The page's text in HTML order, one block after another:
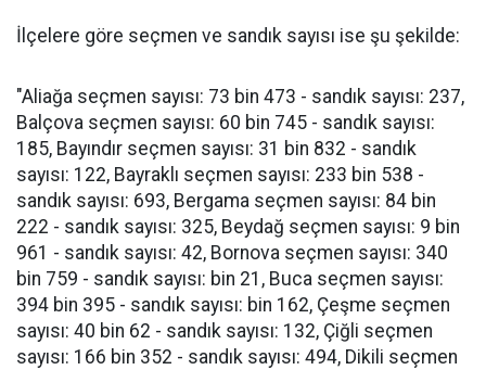
İlçelere göre seçmen ve sandık sayısı ise şu şekilde:
"Aliağa seçmen sayısı: 73 bin 473 - sandık sayısı: 237,
Balçova seçmen sayısı: 60 bin 745 - sandık sayısı:
185, Bayındır seçmen sayısı: 31 bin 832 - sandık
sayısı: 122, Bayraklı seçmen sayısı: 233 bin 538 -
sandık sayısı: 693, Bergama seçmen sayısı: 84 bin
222 - sandık sayısı: 325, Beydağ seçmen sayısı: 9 bin
961 - sandık sayısı: 42, Bornova seçmen sayısı: 340
bin 759 - sandık sayısı: bin 21, Buca seçmen sayısı:
394 bin 395 - sandık sayısı: bin 162, Çeşme seçmen
sayısı: 40 bin 62 - sandık sayısı: 132, Çiğli seçmen
sayısı: 166 bin 352 - sandık sayısı: 494, Dikili seçmen